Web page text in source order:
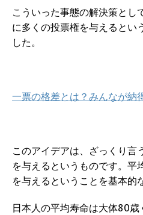
こういった事態の解決策とし
に多くの投票権を与えるとい
した。
一票の格差とは？みんなが納
このアイデアは、ざっくり言
を与えるというものです。平
を与えるということを基本的
日本人の平均寿命は大体80